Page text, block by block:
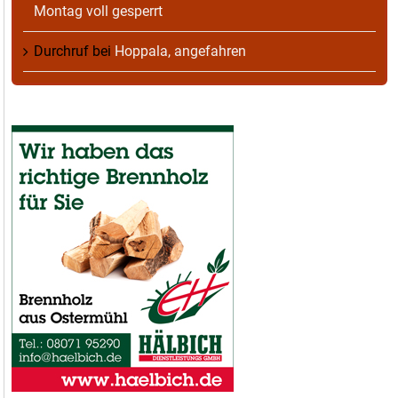
Montag voll gesperrt
Durchruf bei Hoppala, angefahren